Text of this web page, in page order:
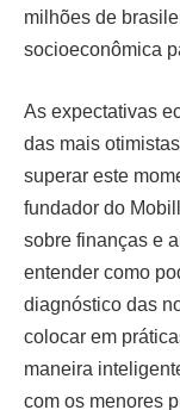
milhões de
socioeconômica
As expectativas
das mais
superar este
fundador do
sobre finanças e
entender como
diagnóstico das
colocar em
maneira
com os menores